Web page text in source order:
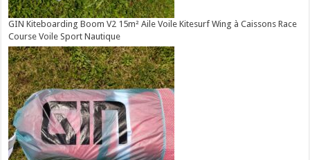
GIN Kiteboarding Boom V2 15m² Aile Voile Kitesurf Wing à Caissons Race
Course Voile Sport Nautique